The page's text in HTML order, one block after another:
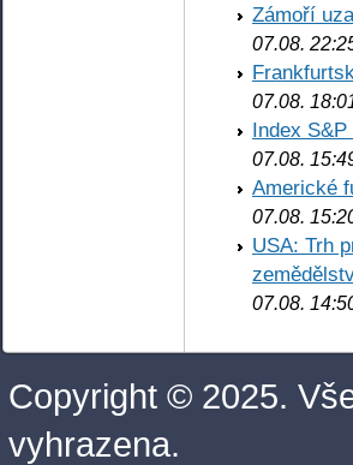
Zámoří
07.08.
07.08.
Index
07.08.
Americké
07.08.
USA: Trh
07.08.
Copyright © 2025.
vyhrazena.